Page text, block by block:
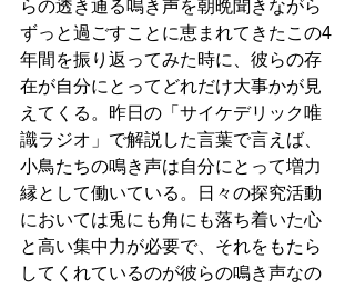
らの透き通る鳴き声を朝晩聞きながら
ずっと過ごすことに恵まれてきたこの4
年間を振り返ってみた時に、彼らの存
在が自分にとってどれだけ大事かが見
えてくる。昨日の「サイケデリック唯
識ラジオ」で解説した言葉で言えば、
小鳥たちの鳴き声は自分にとって増力
縁として働いている。日々の探究活動
においては兎にも角にも落ち着いた心
と高い集中力が必要で、それをもたら
してくれているのが彼らの鳴き声なの